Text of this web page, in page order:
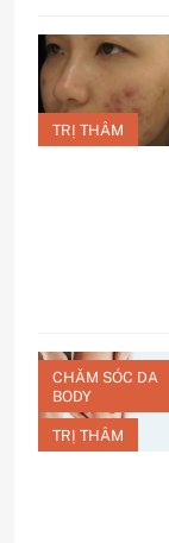
TRỊ THÂM
CHĂM SÓC DA
BODY
TRỊ THÂM